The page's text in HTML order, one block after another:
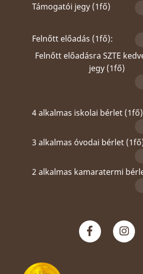
Támogatói jegy (1fő)
Felnőtt előadás (1fő):
Felnőtt előadásra SZTE
jegy (1fő)
4 alkalmas iskolai bérlet (1fő)
3 alkalmas óvodai bérlet
2 alkalmas kamaratermi